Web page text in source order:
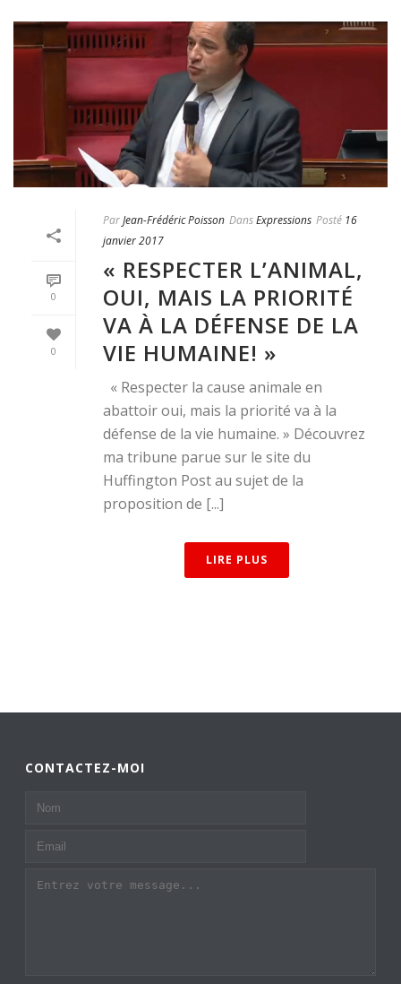
0
0
ParJean-Frédéric Poisson DansExpressions Posté 16
janvier 2017
« RESPECTER L’ANIMAL,
OUI, MAIS LA PRIORITÉ
VA À LA DÉFENSE DE LA
VIE HUMAINE! »
« Respecter la cause animale en
abattoir oui, mais la priorité va à la
défense de la vie humaine. » Découvrez
ma tribune parue sur le site du
Huffington Post au sujet de la
proposition de [...]
LIRE PLUS
CONTACTEZ-MOI